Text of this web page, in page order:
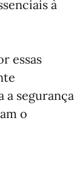
à
essas
a segurança
o